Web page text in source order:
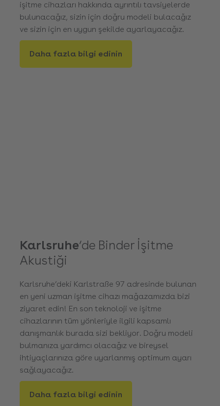
işitme cihazları hakkında ayrıntılı tavsiyelerde
bulunacağız, sizin için doğru modeli bulacağız
ve sizin için en uygun şekilde ayarlayacağız.
Daha fazla bilgi edinin
Karlsruhe‘de Binder İşitme
Akustiği
Karlsruhe’deki Karlstraße 97 adresinde bulunan
en yeni uzman işitme cihazı mağazamızda bizi
ziyaret edin! En son teknoloji ve işitme
cihazlarının tüm yönleriyle ilgili kapsamlı
danışmanlık burada sizi bekliyor. Doğru modeli
bulmanıza yardımcı olacağız ve bireysel
ihtiyaçlarınıza göre uyarlanmış optimum ayarı
sağlayacağız.
Daha fazla bilgi edinin